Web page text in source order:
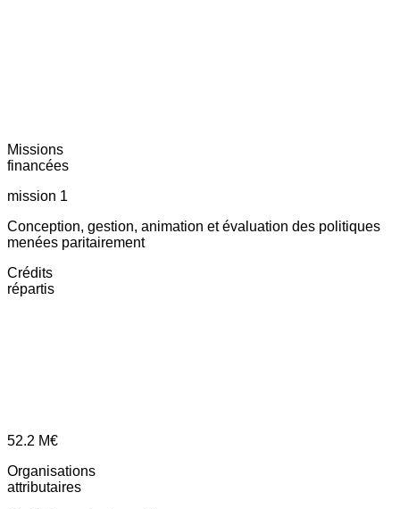
Missions
financées
mission 1
Conception, gestion, animation et évaluation des politiques
menées paritairement
Crédits
répartis
52.2 M€
Organisations
attributaires